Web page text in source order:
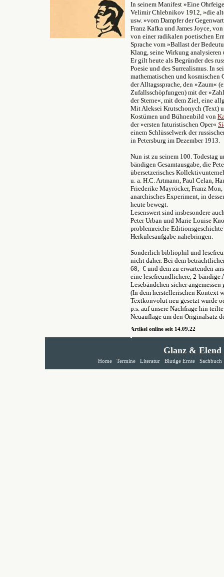
In seinem Manifest »Eine
Velimir Chlebnikov 1912, »die
usw. »vom Dampfer der
Franz Kafka und James Joyce,
von einer radikalen poetischen
Sprache vom »Ballast der
Klang, seine Wirkung
Er gilt heute als Begründer des
Poesie und des Surrealismus. In
mathematischen und kosmischen
der Alltagssprache, den »Zaum«
Zufallsschöpfungen) mit der
der Sterne«, mit dem Ziel, eine
Mit Aleksei Krutschonych (Text)
Kostümen und Bühnenbild von
der»ersten futuristischen Oper«
einem Schlüsselwerk der
in Petersburg im Dezember 1913.
Nun ist zu seinem 100. Todestag
bändigen Gesamtausgabe, die
übersetzerisches
u. a. H.C. Artmann, Paul Celan,
Friederike Mayröcker, Franz
anarchisches Experiment, in
heute bewegt.
Lesenswert sind insbesondere
Peter Urban und Marie Louise
problemreiche Editionsgeschichte
Herkulesaufgabe nahebringen.
Sonderlich bibliophil und
nicht daher. Bei dem
68,- € und dem zu erwartenden
eine lesefreundlichere, 2-bändige
Lesebändchen sicher angemessen
(In dem herstellerischen Kontext
Textkonvolut neu gesetzt wurde
p.s. auf unsere Nachfrage hin
Neuauflage um den Originalsatz
Artikel online seit 14.09.22
Glanz & Elend
Home Termine Literatur Blutige Ernte Sachbuch